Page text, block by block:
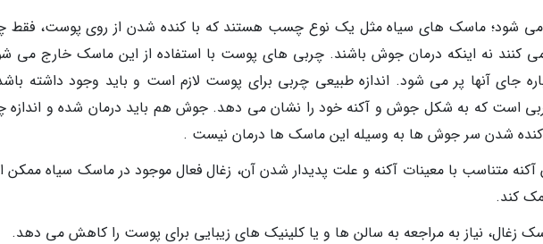
می شود؛ ماسک های سیاه مثل یک نوع چسب هستند که با کنده شدن از روی پوست، فقط
کنند نه اینکه درمان جوش باشند. چربی های پوست با استفاده از این ماسک خارج می
دوباره جای آنها پر می شود. اندازه طبیعی چربی برای پوست لازم است و باید وجود داشته
است که به شکل جوش و آکنه خود را نشان می دهد. جوش هم باید درمان شده و اندازه
شدن سر جوش ها به وسیله این ماسک ها درمان نیست .
آکنه متناسب با معینات آکنه و علت پدیدار شدن آن، زغال فعال موجود در ماسک سیاه
کند.
زغال، نیاز به مراجعه به سالن ها و یا کلینیک های زیبایی برای پوست را کاهش می دهد.